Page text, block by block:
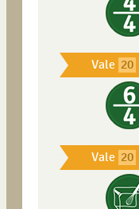
Vale 20
Vale 20